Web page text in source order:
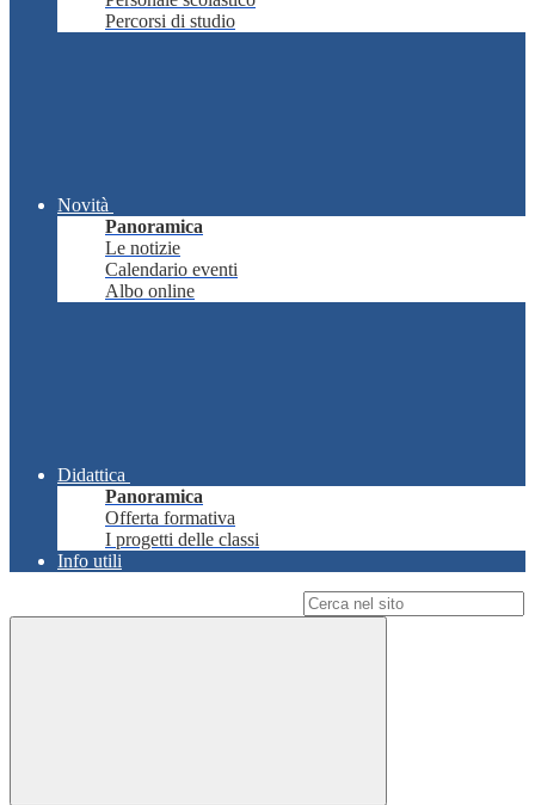
Percorsi di studio
Novità
Panoramica
Le notizie
Calendario eventi
Albo online
Didattica
Panoramica
Offerta formativa
I progetti delle classi
Info utili